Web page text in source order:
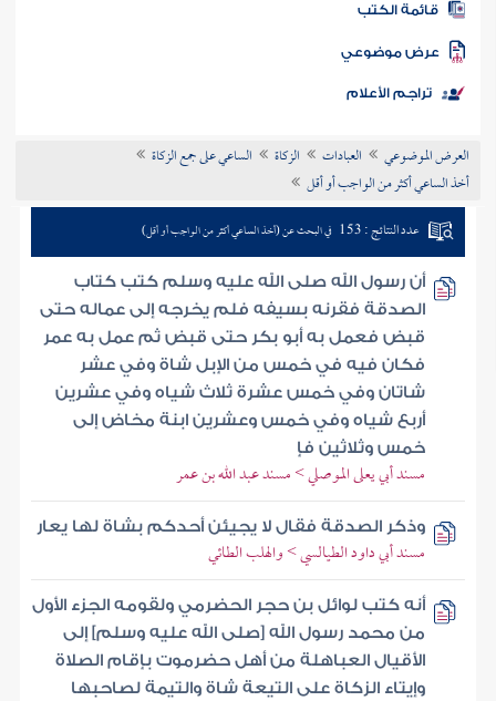
المكتبة
الكتب
موضوعي
تراجم الأعلام
العرض الموضوعي العبادات الزكاة
الساعي على جمع الزكاة
أخذ الساعي أكثر من الواجب أو أقل
عدد النتائج : 153 في البحث عن (أخذ الساعي أكثر من الواجب أو أقل)
أن رسول الله صلى الله عليه وسلم كتب كتاب
الصدقة فقرنه بسيفه فلم يخرجه إلى عماله حتى
قبض فعمل به أبو بكر حتى قبض ثم عمل به عمر
فكان فيه في خمس من الإبل شاة وفي عشر
شاتان وفي خمس عشرة ثلاث شياه وفي عشرين
أربع شياه وفي خمس وعشرين ابنة مخاض إلى
خمس وثلاثين فإ
مسند أبي يعلى الموصلي > مسند عبد الله بن عمر
وذكر الصدقة فقال لا يجيئن أحدكم بشاة لها يعار
مسند أبي داود الطيالسي > والهلب الطائي
أنه كتب لوائل بن حجر الحضرمي ولقومه الجزء الأول
من محمد رسول الله [صلى الله عليه وسلم] إلى
الأقيال العباهلة من أهل حضرموت بإقام الصلاة
وإيتاء الزكاة على التيعة شاة والتيمة لصاحبها